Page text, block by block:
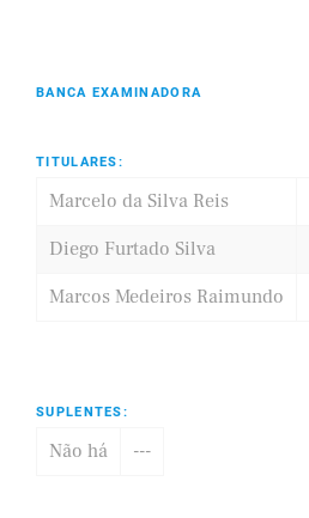
BANCA EXAMINADORA
TITULARES:
Marcelo da Silva Reis
Diego Furtado Silva
Marcos Medeiros Raimundo
SUPLENTES:
Não há ---